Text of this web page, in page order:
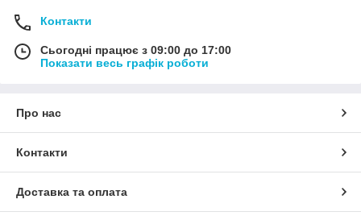
Контакти
Сьогодні працює з 09:00 до 17:00
Показати весь графік роботи
Про нас
Контакти
Доставка та оплата